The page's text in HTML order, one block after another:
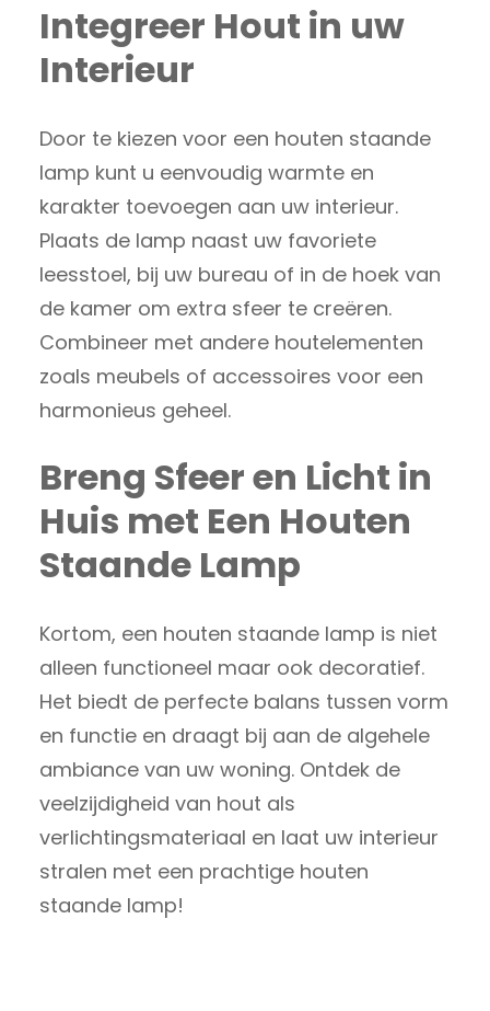
Integreer Hout in uw
Interieur
Door te kiezen voor een houten staande
lamp kunt u eenvoudig warmte en
karakter toevoegen aan uw interieur.
Plaats de lamp naast uw favoriete
leesstoel, bij uw bureau of in de hoek van
de kamer om extra sfeer te creëren.
Combineer met andere houtelementen
zoals meubels of accessoires voor een
harmonieus geheel.
Breng Sfeer en Licht in
Huis met Een Houten
Staande Lamp
Kortom, een houten staande lamp is niet
alleen functioneel maar ook decoratief.
Het biedt de perfecte balans tussen vorm
en functie en draagt bij aan de algehele
ambiance van uw woning. Ontdek de
veelzijdigheid van hout als
verlichtingsmateriaal en laat uw interieur
stralen met een prachtige houten
staande lamp!